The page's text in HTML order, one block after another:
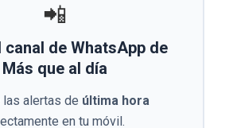
📲
canal de WhatsApp de
Más que al día
las alertas de última hora
en tu móvil.